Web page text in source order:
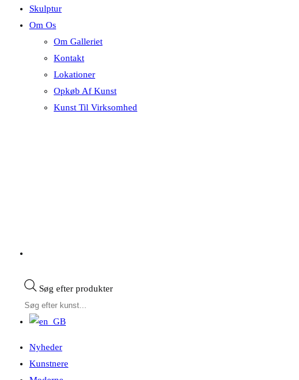
Skulptur
Om Os
Om Galleriet
Kontakt
Lokationer
Opkøb Af Kunst
Kunst Til Virksomhed
Søg efter produkter
Nyheder
Kunstnere